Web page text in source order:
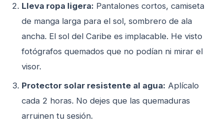
Lleva ropa ligera: Pantalones cortos, camiseta
de manga larga para el sol, sombrero de ala
ancha. El sol del Caribe es implacable. He visto
fotógrafos quemados que no podían ni mirar el
visor.
Protector solar resistente al agua: Aplícalo
cada 2 horas. No dejes que las quemaduras
arruinen tu sesión.